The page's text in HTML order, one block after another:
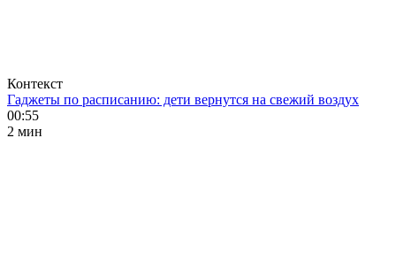
Контекст
Гаджеты по расписанию: дети вернутся на свежий воздух
00:55
2 мин